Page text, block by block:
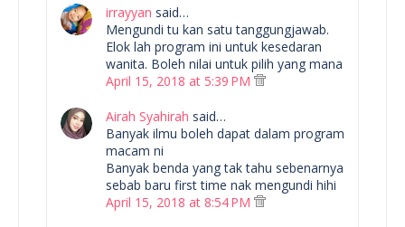
irrayyan said…
Mengundi tu kan satu tanggungjawab.
Elok lah program ini untuk kesedaran
wanita. Boleh nilai untuk pilih yang mana
April 15, 2018 at 5:39 PM
Airah Syahirah said…
Banyak ilmu boleh dapat dalam program
macam ni
Banyak benda yang tak tahu sebenarnya
sebab baru first time nak mengundi hihi
April 15, 2018 at 8:54 PM